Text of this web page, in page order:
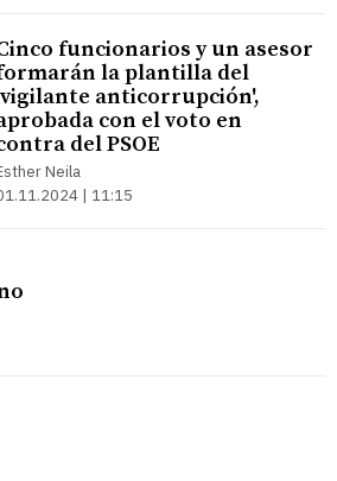
funcionarios y un asesor
la plantilla del
anticorrupción',
con el voto en
del PSOE
Neila
| 11:15